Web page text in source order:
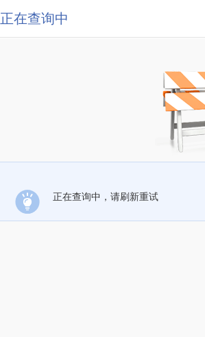
正在查询中
正在查询中，请刷新重试